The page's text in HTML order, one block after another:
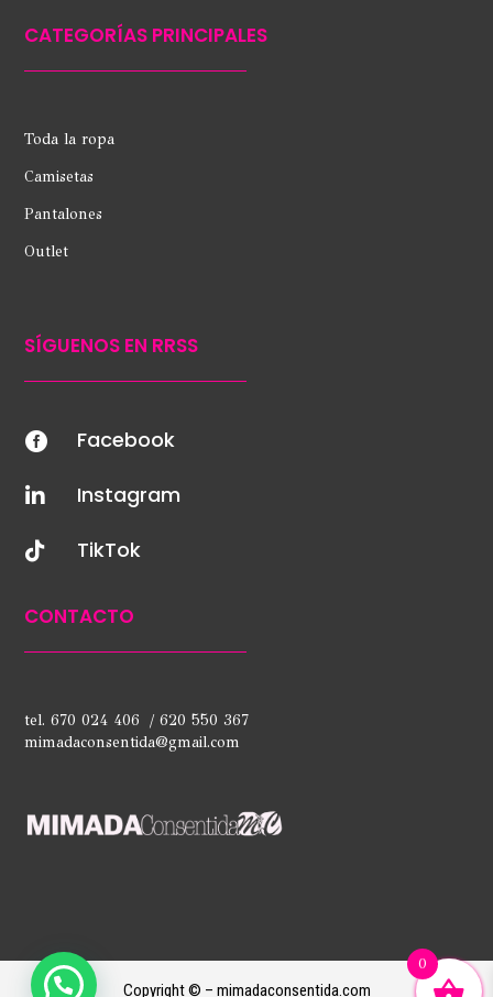
CATEGORÍAS PRINCIPALES
Toda la ropa
Camisetas
Pantalones
Outlet
SÍGUENOS EN RRSS
 Facebook
 Instagram
 TikTok
CONTACTO
tel. 670 024 406 / 620 550 367
mimadaconsentida@gmail.com
Copyright © – mimadaconsentida.com
0